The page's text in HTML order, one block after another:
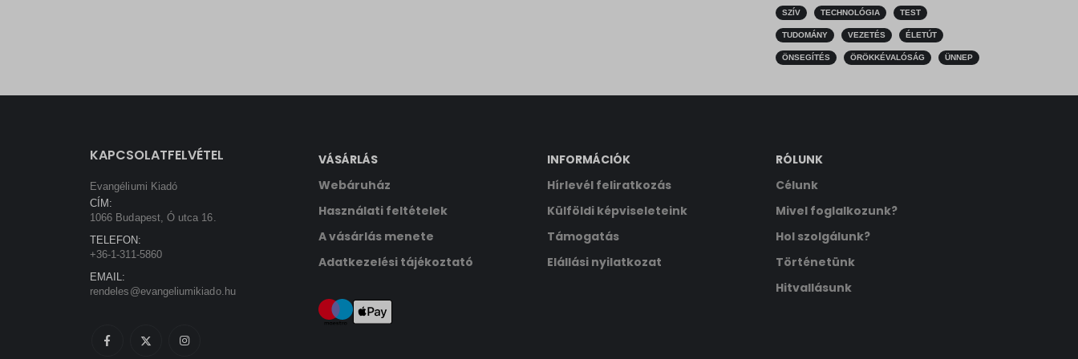
SZÍV TECHNOLÓGIA TEST
TUDOMÁNY VEZETÉS ÉLETÚT
ÖNSEGÍTÉS ÖRÖKKÉVALÓSÁG ÜNNEP
KAPCSOLATFELVÉTEL
Evangéliumi Kiadó
CÍM:
1066 Budapest, Ó utca 16.
TELEFON:
+36-1-311-5860
EMAIL:
rendeles@evangeliumikiado.hu
VÁSÁRLÁS
Webáruház
Használati feltételek
A vásárlás menete
Adatkezelési tájékoztató
INFORMÁCIÓK
Hírlevél feliratkozás
Külföldi képviseleteink
Támogatás
Elállási nyilatkozat
RÓLUNK
Célunk
Mivel foglalkozunk?
Hol szolgálunk?
Történetünk
Hitvallásunk